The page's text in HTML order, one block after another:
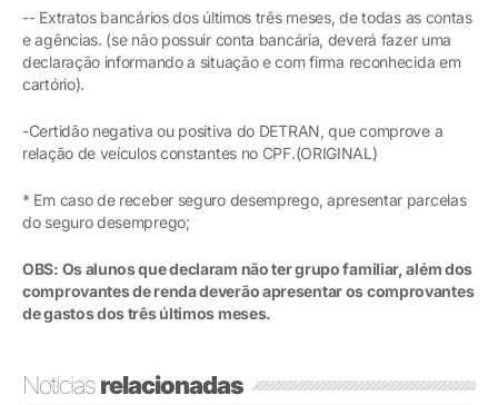
-- Extratos bancários dos últimos três meses, de todas as contas
e agências. (se não possuir conta bancária, deverá fazer uma
declaração informando a situação e com firma reconhecida em
cartório).
-Certidão negativa ou positiva do DETRAN, que comprove a
relação de veículos constantes no CPF.(ORIGINAL)
* Em caso de receber seguro desemprego, apresentar parcelas
do seguro desemprego;
OBS: Os alunos que declaram não ter grupo familiar, além dos
comprovantes de renda deverão apresentar os comprovantes
de gastos dos três últimos meses.
Notíciasrelacionadas